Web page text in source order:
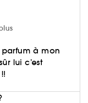
parfum à mon
lui c’est